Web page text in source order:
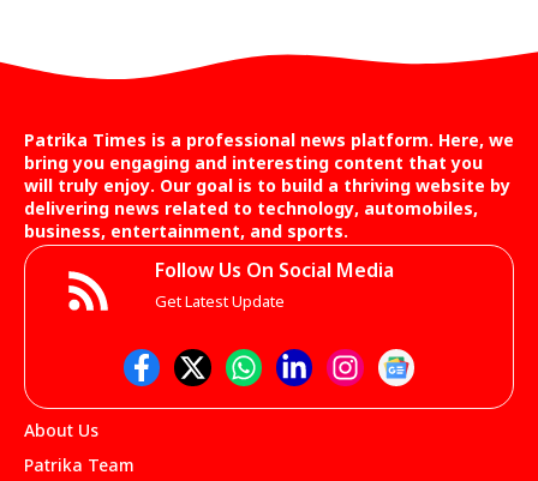
Patrika Times is a professional news platform. Here, we
bring you engaging and interesting content that you
will truly enjoy. Our goal is to build a thriving website by
delivering news related to technology, automobiles,
business, entertainment, and sports.
Follow Us On Social Media
Get Latest Update
About Us
Patrika Team